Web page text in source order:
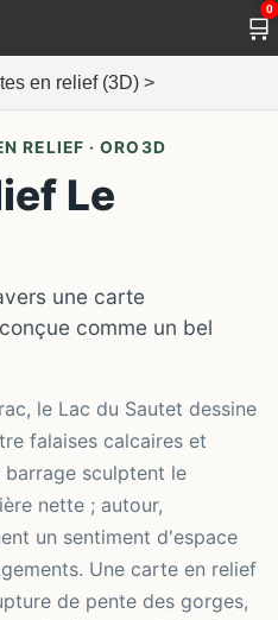
🛒
0
en relief (3D) >
RELIEF · ORO3D
Le
une carte
comme un bel
le Lac du Sautet dessine
falaises calcaires et
barrage sculptent le
nette ; autour,
un sentiment d'espace
Une carte en relief
de pente des gorges,